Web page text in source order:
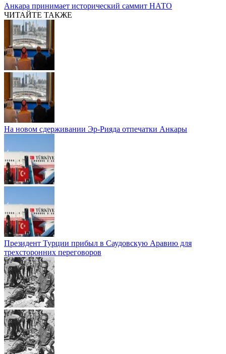
Анкара принимает исторический саммит НАТО
ЧИТАЙТЕ ТАКЖЕ
На новом сдерживании Эр-Рияда отпечатки Анкары
Президент Турции прибыл в Саудовскую Аравию для
трехсторонних переговоров